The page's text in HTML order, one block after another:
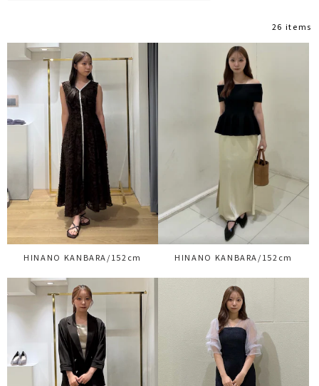
26 items
HINANO KANBARA/152cm HINANO KANBARA/152cm